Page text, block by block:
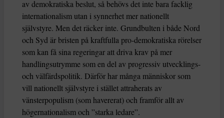
av demokratiska beslut, så behövs det inte bara facklig
internationalism utan i synnerhet mer nationellt
självstyre. Men det räcker inte. Grundbulten i både Nord
och Syd är bristen på kraftfulla pro-demokratiska rörelser
som kan få sina regeringar att driva krav på mer
handlingsutrymme som en del av progressiv utvecklings-
och välfärdspolitik. Därför har många människor som
vill nationellt självstyre i stället attraherats av
vänsterpopulism (som havererat) och framför allt av
högernationalism och ”starka ledare”.